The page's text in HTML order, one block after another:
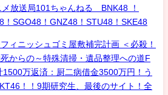
放送局101ちゃんねる BNK48 ！
！SGO48！GNZ48！STU48！SKE48
ィニッシュゴミ屋敷補完計画 ＜必殺！
からの～特殊清掃・遺品整理への道F
万返済：厨二病借金3500万円！う
！！9期研究生、最後のサイト！全